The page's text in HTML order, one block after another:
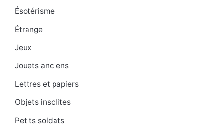
Ésotérisme
Étrange
Jeux
Jouets anciens
Lettres et papiers
Objets insolites
Petits soldats